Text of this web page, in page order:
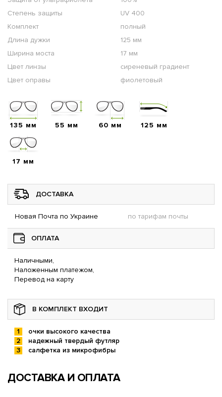
Степень защиты
UV 400
Комплект
полный
Длина дужки
125 мм
Ширина моста
17 мм
Цвет линзы
сиреневый градиент
Цвет оправы
фиолетовый
135 мм 55 мм 60 мм 125 мм
17 мм
ДОСТАВКА
Новая Почта по Украине по тарифам почты
ОПЛАТА
Наличными,
Наложенным платежом,
Перевод на карту
В КОМПЛЕКТ ВХОДИТ
очки высокого качества
надежный твердый футляр
салфетка из микрофибры
ДОСТАВКА И ОПЛАТА